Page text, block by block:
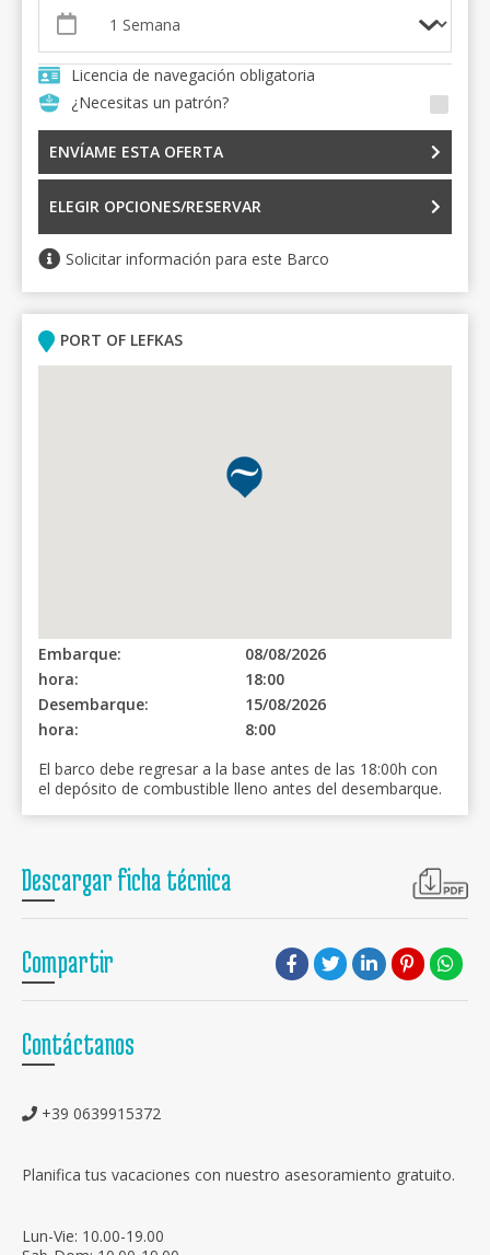
Licencia de navegación obligatoria
¿Necesitas un patrón?
ENVÍAME ESTA OFERTA
ELEGIR OPCIONES/RESERVAR
Solicitar información para este Barco
PORT OF LEFKAS
Embarque:
08/08/2026
hora:
18:00
Desembarque:
15/08/2026
hora:
8:00
El barco debe regresar a la base antes de las 18:00h con
el depósito de combustible lleno antes del desembarque.
Descargar ficha técnica
Compartir
Contáctanos
+39 0639915372
Planifica tus vacaciones con nuestro asesoramiento gratuito.
Lun-Vie: 10.00-19.00